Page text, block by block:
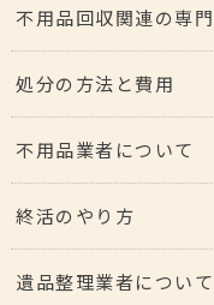
不用品回収関連の専
処分の方法と費用
不用品業者について
終活のやり方
遺品整理業者について